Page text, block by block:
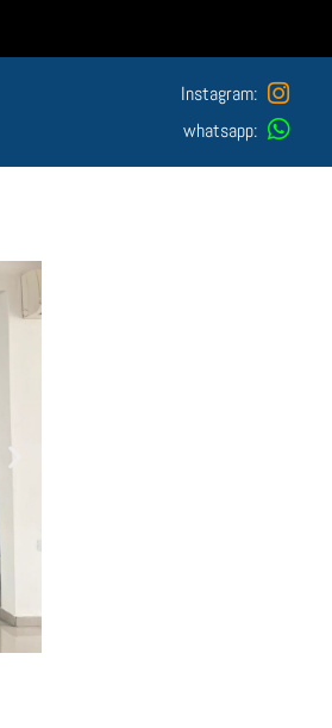
Instagram:
whatsapp: